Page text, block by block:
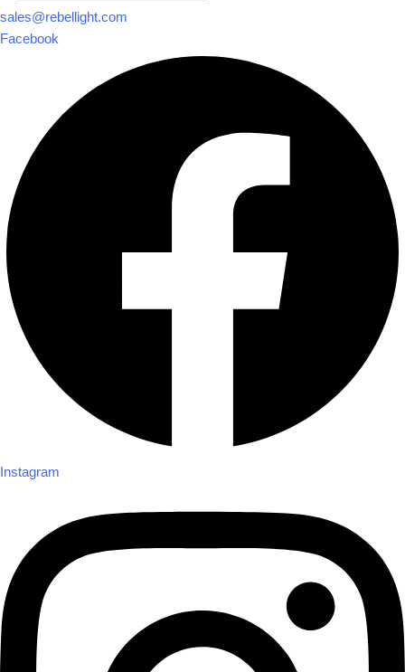
sales@rebellight.com
Facebook
Instagram